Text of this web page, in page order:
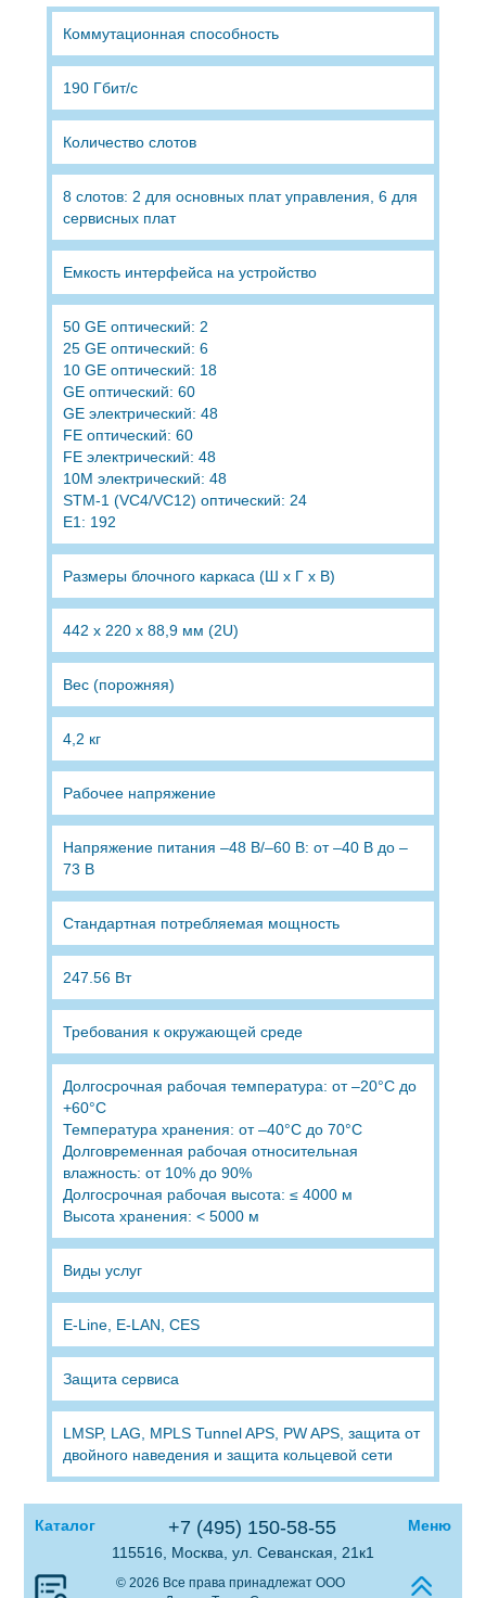
Коммутационная способность
190 Гбит/с
Количество слотов
8 слотов: 2 для основных плат управления, 6 для
сервисных плат
Емкость интерфейса на устройство
50 GE оптический: 2
25 GE оптический: 6
10 GE оптический: 18
GE оптический: 60
GE электрический: 48
FE оптический: 60
FE электрический: 48
10M электрический: 48
STM-1 (VC4/VC12) оптический: 24
E1: 192
Размеры блочного каркаса (Ш x Г x В)
442 x 220 x 88,9 мм (2U)
Вес (порожняя)
4,2 кг
Рабочее напряжение
Напряжение питания –48 В/–60 В: от –40 В до –
73 В
Стандартная потребляемая мощность
247.56 Вт
Требования к окружающей среде
Долгосрочная рабочая температура: от –20°C до
+60°C
Температура хранения: от –40°C до 70°C
Долговременная рабочая относительная
влажность: от 10% до 90%
Долгосрочная рабочая высота: ≤ 4000 м
Высота хранения: < 5000 м
Виды услуг
E-Line, E-LAN, CES
Защита сервиса
LMSP, LAG, MPLS Tunnel APS, PW APS, защита от
двойного наведения и защита кольцевой сети
Каталог +7 (495) 150-58-55
Меню
115516, Москва, ул. Севанская, 21к1
© 2026 Все права принадлежат ООО